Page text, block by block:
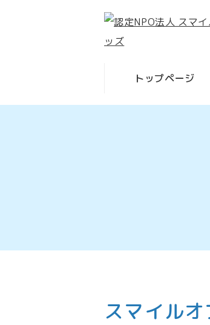
トップページ
スマイル